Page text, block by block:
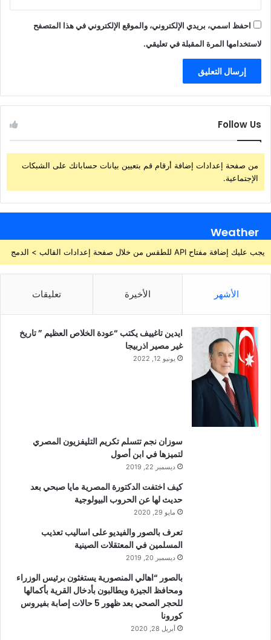
احفظ اسمي، بريدي الإلكتروني، والموقع الإلكتروني في هذا المتصفح
لاستخدامها المرة المقبلة في تعليقي.
Follow Us
من صفحة إعدادات إضافة أرقام قم بتعيين بيانات حساباتك على الشبكات
الإجتماعية.
Weather
يجب عليك إضافة مفتاح API للطقس من خلال صفحة إعدادات القالب > الدمج
الأشهر الأخيرة تعليقات
ايدين تاغييف يكتب “عودة الخلاص العظيم ” تاريخ
غير مصير اذربيجا
يونيو 12, 2022
سوزان نجم تتسلم تكريم التليفزيون المصري
لتميزها في ابن أصول
ديسمبر 22, 2019
كيف اختفت الدكتورة المصرية مايا صبحي بعد
حديث لها عن الحروب البيولوجية
مايو 29, 2020
تعرف بالصور والفيديو على اساليب تعذيب
المسلمين في المعتقلات الصينية
ديسمبر 20, 2019
بالصور “اهالي المنصورية يستغثون برئيس الوزراء
ومحافظ الجيزة ويطالبون بأدخال القرية بأكمالها
للحجر الصحي بعد ظهور 5 حالات إصابة بفيروس
كورونا
أبريل 28, 2020